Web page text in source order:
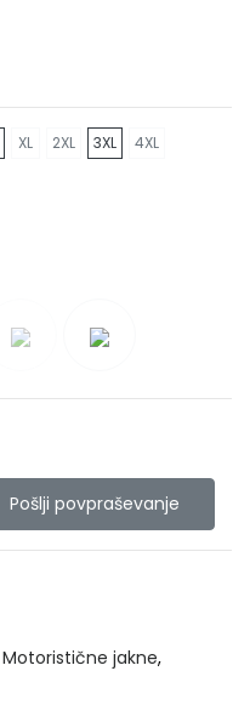
XL 2XL 3XL 4XL
Pošlji povpraševanje
Motoristične jakne,